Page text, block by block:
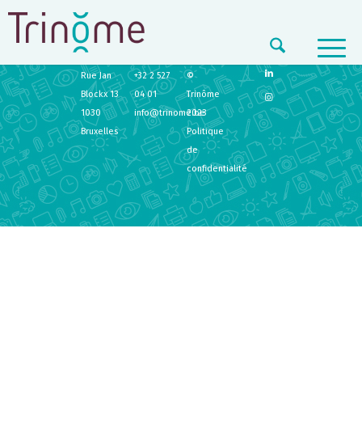
TRINÔME
Rue Jan
Blockx 13
1030
Bruxelles
+32 2 527
04 01
info@trinome.be
©
Trinôme
2023
Politique
de
confidentialité